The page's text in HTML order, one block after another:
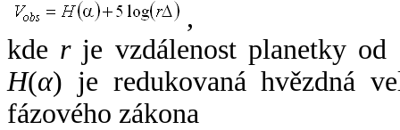
,
kde rje vzdálenost planetky od
H(α) je redukovaná hvězdná
fázového zákona